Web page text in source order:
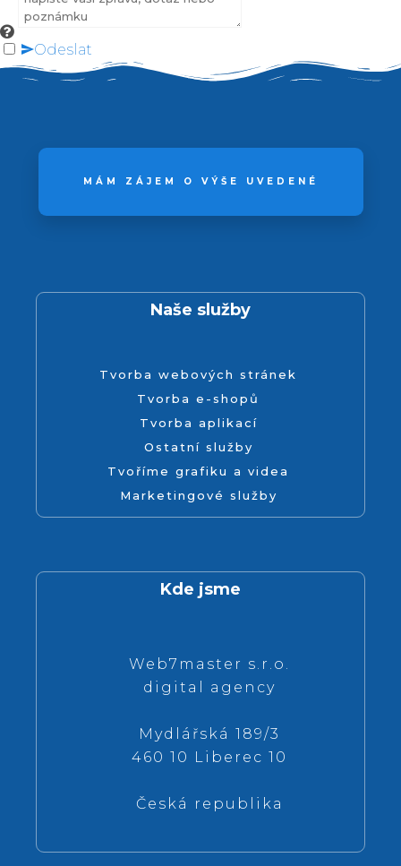
Odeslat
MÁM ZÁJEM O VÝŠE UVEDENÉ
Naše služby
Tvorba webových stránek
Tvorba e-shopů
Tvorba aplikací
Ostatní služby
Tvoříme grafiku a videa
Marketingové služby
Kde jsme
Web7master s.r.o.
digital agency
Mydlářská 189/3
460 10 Liberec 10
Česká republika